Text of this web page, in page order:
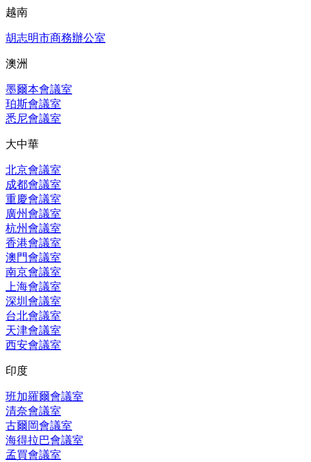
越南
胡志明市商務辦公室
澳洲
墨爾本會議室
珀斯會議室
悉尼會議室
大中華
北京會議室
成都會議室
重慶會議室
廣州會議室
杭州會議室
香港會議室
澳門會議室
南京會議室
上海會議室
深圳會議室
台北會議室
天津會議室
西安會議室
印度
班加羅爾會議室
清奈會議室
古爾岡會議室
海得拉巴會議室
孟買會議室